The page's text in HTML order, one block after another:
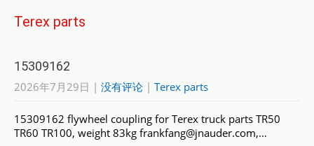
Terex parts
15309162
2026年7月29日 | 没有评论 | Terex parts
15309162 flywheel coupling for Terex truck parts TR50
TR60 TR100, weight 83kg frankfang@jnauder.com,…